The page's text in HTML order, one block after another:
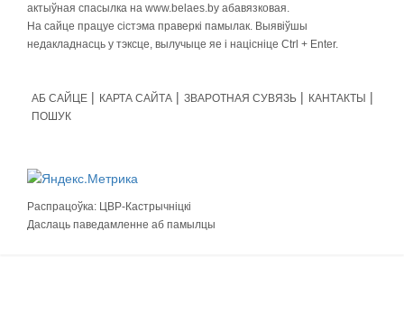
актыўная спасылка на www.belaes.by абавязковая.
На сайце працуе сістэма праверкі памылак. Выявіўшы
недакладнасць у тэксце, вылучыце яе і націсніце Ctrl + Enter.
АБ САЙЦЕ КАРТА САЙТА ЗВАРОТНАЯ СУВЯЗЬ
КАНТАКТЫ
ПОШУК
Распрацоўка: ЦВР-Кастрычніцкі
Даслаць паведамленне аб памылцы